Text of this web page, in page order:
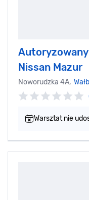
Nissan Mazur
Noworudzka 4A,
Warsztat nie